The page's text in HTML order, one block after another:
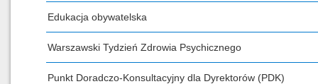
Edukacja obywatelska
Warszawski Tydzień Zdrowia Psychicznego
Punkt Doradczo-Konsultacyjny dla Dyrektorów (PDK)